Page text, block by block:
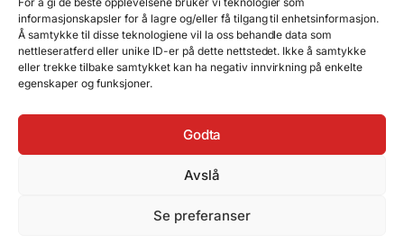
informasjonskapsler for å lagre og/eller få tilgang til enhetsinformasjon.
Å samtykke til disse teknologiene vil la oss behandle data som
nettleseratferd eller unike ID-er på dette nettstedet. Ikke å samtykke
eller trekke tilbake samtykket kan ha negativ innvirkning på enkelte
egenskaper og funksjoner.
Godta
Avslå
Se preferanser
Nyttige Linker
Om oss
Kontakt
Resurser
Personvernerklæring
Opphavsrett
GeneratePress•Hosted by